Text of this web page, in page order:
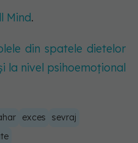
Mind.
din spatele dietelor
la nivel psihoemoțional
exces
sevraj